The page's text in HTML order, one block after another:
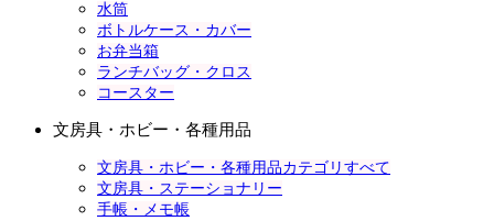
水筒
ボトルケース・カバー
お弁当箱
ランチバッグ・クロス
コースター
文房具・ホビー・各種用品
文房具・ホビー・各種用品カテゴリすべて
文房具・ステーショナリー
手帳・メモ帳